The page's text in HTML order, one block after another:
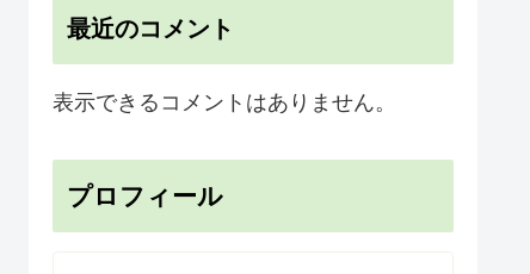
最近のコメント
表示できるコメントはありません。
プロフィール